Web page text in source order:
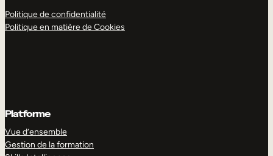
Politique de confidentialité
Politique en matière de Cookies
Platforme
Vue d’ensemble
Gestion de la formation